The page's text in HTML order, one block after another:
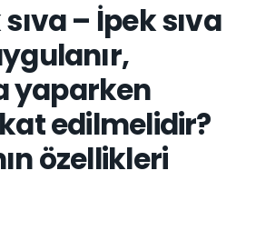
– İpek sıva
yaparken
edilmelidir?
özellikleri